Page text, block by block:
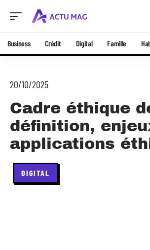
Business Crédit Digital Famille
20/10/2025
Cadre éthique
définition,
applications
DIGITAL